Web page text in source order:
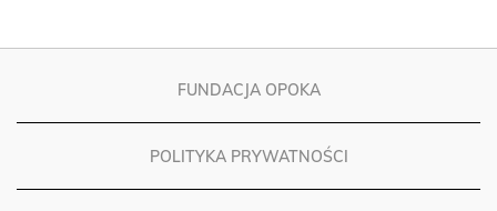
FUNDACJA OPOKA
POLITYKA PRYWATNOŚCI